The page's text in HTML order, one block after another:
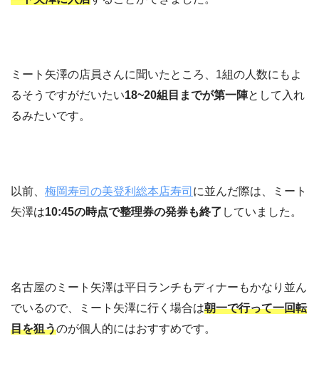
ミート矢澤の店員さんに聞いたところ、1組の人数にもよ
るそうですがだいたい18~20組目までが第一陣として入れ
るみたいです。
以前、 梅岡寿司の美登利総本店寿司 に並んだ際は、ミート
矢澤は10:45の時点で整理券の発券も終了 していました。
名古屋のミート矢澤は平日ランチもディナーもかなり並ん
でいるので、ミート矢澤に行く場合は朝一で行って一回転
目を狙うのが個人的にはおすすめです。